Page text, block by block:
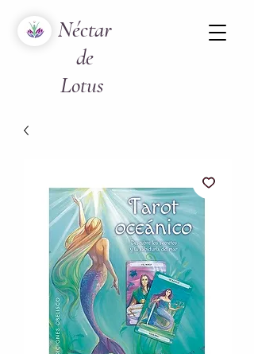
Néctar
de
Lotus